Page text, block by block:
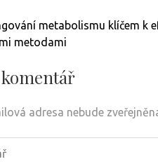
metabolismu klíčem k
metodami
komentář
adresa nebude